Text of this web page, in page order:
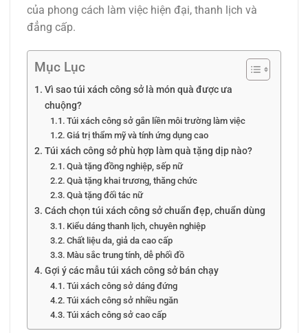
của phong cách làm việc hiện đại, thanh lịch và
đẳng cấp.
Mục Lục
Vì sao túi xách công sở là món quà được ưa
chuộng?
Túi xách công sở gắn liền môi trường làm việc
Giá trị thẩm mỹ và tính ứng dụng cao
Túi xách công sở phù hợp làm quà tặng dịp nào?
Quà tặng đồng nghiệp, sếp nữ
Quà tặng khai trương, thăng chức
Quà tặng đối tác nữ
Cách chọn túi xách công sở chuẩn đẹp, chuẩn dùng
Kiểu dáng thanh lịch, chuyên nghiệp
Chất liệu da, giả da cao cấp
Màu sắc trung tính, dễ phối đồ
Gợi ý các mẫu túi xách công sở bán chạy
Túi xách công sở dáng đứng
Túi xách công sở nhiều ngăn
Túi xách công sở cao cấp